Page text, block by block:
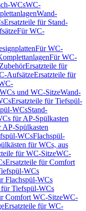
WCsWC-
Wand-
Ersatzteile für Stand-
Für WC-
Für WC-
Für WC-
ZubehörErsatzteile für
AufsätzeErsatzteile für
WCs und WC-SitzeWand-
Ersatzteile für Tiefspül-
WCsStand-
für AP-Spülkasten
Spülkasten
WCsFlachspül-
für WCs, aus
für WC-SitzeWC-
Ersatzteile für Comfort
WCs
Flachspül-WCs
für Tiefspül-WCs
Comfort WC-SitzeWC-
Ersatzteile für WC-